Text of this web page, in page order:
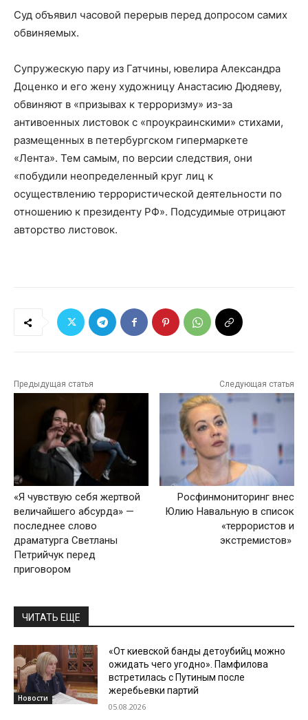
Суд объявил часовой перерыв перед допросом самих
обвиняемых.
Супружескую пару из Гатчины, ювелира Александра
Доценко и его жену художницу Анастасию Дюдяеву,
обвиняют в «призывах к терроризму» из-за
антивоенных листовок с «проукраинскими» стихами,
размещенных в петербургском гипермаркете
«Лента». Тем самым, по версии следствия, они
«побудили неопределенный круг лиц к
осуществлению террористической деятельности по
отношению к президенту РФ». Подсудимые отрицают
авторство листовок.
Предыдущая статья
«Я чувствую себя жертвой
величайшего абсурда» —
последнее слово
драматурга Светланы
Петрийчук перед
приговором
Следующая статья
Росфинмониторинг внес
Юлию Навальную в список
«террористов и
экстремистов»
ЧИТАТЬ ЕЩЕ
Новости
«От киевской банды детоубийц можно
ожидать чего угодно». Памфилова
встретилась с Путиным после
жеребьевки партий
05.08.2026